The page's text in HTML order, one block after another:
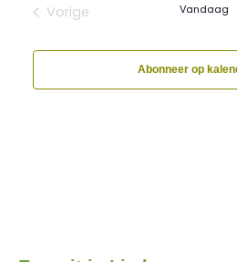
datum.
Vorige
Vandaag
Abonneer op